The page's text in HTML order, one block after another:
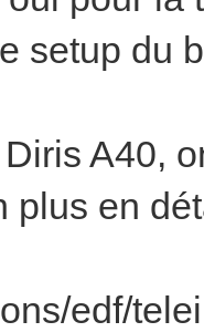
setup du
A40,
plus en
edf/